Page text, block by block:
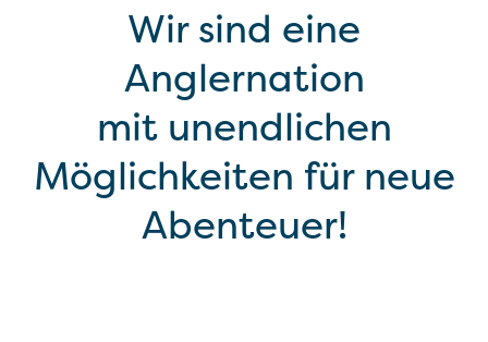
Wir sind eine
Anglernation
mit unendlichen
Möglichkeiten für neue
Abenteuer!